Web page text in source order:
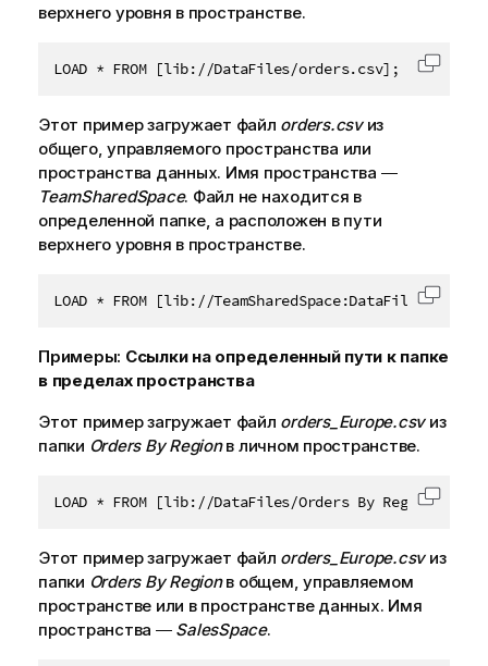
верхнего уровня в пространстве.
LOAD * FROM [lib://DataFiles/orders.csv];
Этот пример загружает файл orders.csvиз
общего, управляемого пространства или
пространства данных. Имя пространства ―
TeamSharedSpace. Файл не находится в
определенной папке, а расположен в пути
верхнего уровня в пространстве.
LOAD * FROM [lib://TeamSharedSpace:DataFiles/
Примеры: Ссылки на определенный пути к папке
в пределах пространства
Этот пример загружает файл orders_Europe.csvиз
папки Orders By Regionв личном пространстве.
LOAD * FROM [lib://DataFiles/Orders By Region/
Этот пример загружает файл orders_Europe.csvиз
папки Orders By Regionв общем управляемом
пространстве или в пространстве данных. Имя
пространства ― SalesSpace.